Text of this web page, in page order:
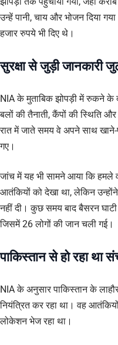
उन्हें पानी, चाय और भोजन दिया
हजार रुपये भी दिए थे।
सुरक्षा से जुड़ी जानकारी
NIA के मुताबिक झोपड़ी में रुकने के
बलों की तैनाती, कैंपों की स्थिति
रात में जाते समय वे अपने साथ
गए।
जांच में यह भी सामने आया कि हमले
आतंकियों को देखा था, लेकिन
नहीं दी। कुछ समय बाद बैसरन
जिसमें 26 लोगों की जान चली गई।
पाकिस्तान से हो रहा था
NIA के अनुसार पाकिस्तान के
नियंत्रित कर रहा था। वह
लोकेशन भेज रहा था।